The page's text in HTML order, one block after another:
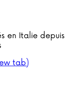
en Italie depuis
tab)